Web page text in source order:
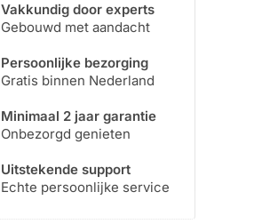
Vakkundig door experts
Gebouwd met aandacht
Persoonlijke bezorging
Gratis binnen Nederland
Minimaal 2 jaar garantie
Onbezorgd genieten
Uitstekende support
Echte persoonlijke service